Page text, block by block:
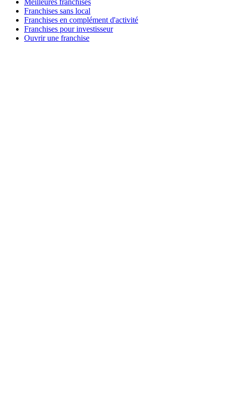
Franchises sans local
Franchises en complément d'activité
Franchises pour investisseur
Ouvrir une franchise